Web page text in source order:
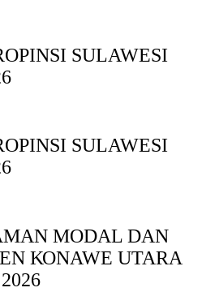
SULAWESI
SULAWESI
MODAL DAN
ΚΟNAWE UTARA